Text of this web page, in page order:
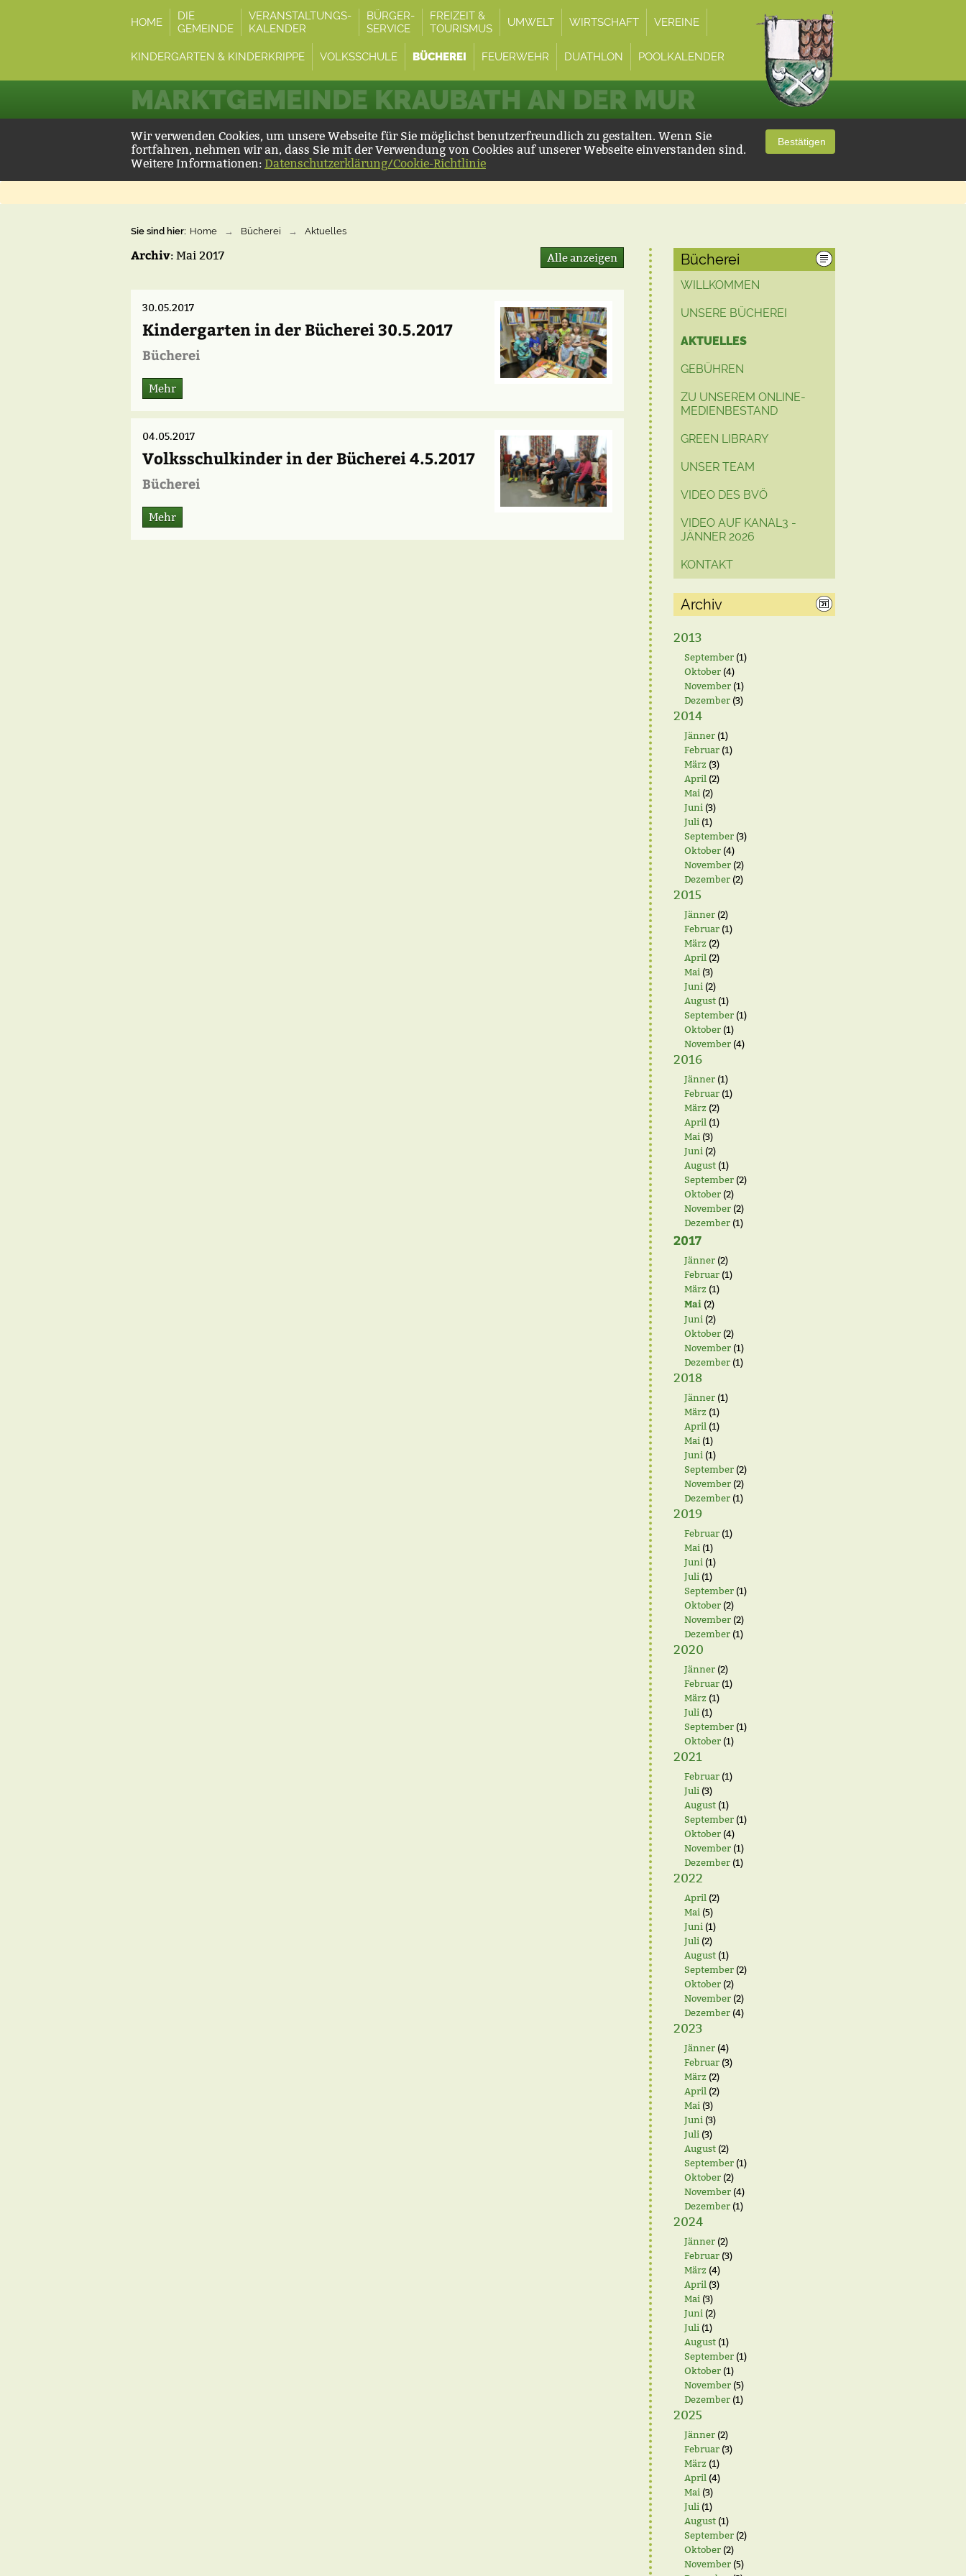
HOME
DIE
GEMEINDE
VERANSTALTUNGS-
KALENDER
BÜRGER-
SERVICE
FREIZEIT &
TOURISMUS
UMWELT WIRTSCHAFT VEREINE
KINDERGARTEN & KINDERKRIPPE VOLKSSCHULE BÜCHEREI FEUERWEHR DUATHLON POOLKALENDER
MARKTGEMEINDE KRAUBATH AN DER MUR
Wir verwenden Cookies, um unsere Webseite für Sie möglichst benutzerfreundlich zu gestalten. Wenn Sie
fortfahren, nehmen wir an, dass Sie mit der Verwendung von Cookies auf unserer Webseite einverstanden sind.
Weitere Informationen: Datenschutzerklärung/Cookie-Richtlinie
Bestätigen
Sie sind hier: Home → Bücherei → Aktuelles
Archiv: Mai 2017 Alle anzeigen
30.05.2017
Kindergarten in der Bücherei 30.5.2017
Bücherei
Mehr
04.05.2017
Volksschulkinder in der Bücherei 4.5.2017
Bücherei
Mehr
Bücherei
WILLKOMMEN
UNSERE BÜCHEREI
AKTUELLES
GEBÜHREN
ZU UNSEREM ONLINE-
MEDIENBESTAND
GREEN LIBRARY
UNSER TEAM
VIDEO DES BVÖ
VIDEO AUF KANAL3 -
JÄNNER 2026
KONTAKT
Archiv
2013
September(1)
Oktober(4)
November(1)
Dezember(3)
2014
Jänner(1)
Februar(1)
März (3)
April (2)
Mai (2)
Juni (3)
Juli (1)
September(3)
Oktober(4)
November(2)
Dezember(2)
2015
Jänner(2)
Februar(1)
März (2)
April (2)
Mai (3)
Juni (2)
August(1)
September(1)
Oktober(1)
November(4)
2016
Jänner(1)
Februar(1)
März (2)
April (1)
Mai (3)
Juni (2)
August(1)
September(2)
Oktober(2)
November(2)
Dezember(1)
2017
Jänner(2)
Februar(1)
März (1)
Mai (2)
Juni (2)
Oktober(2)
November(1)
Dezember(1)
2018
Jänner(1)
März (1)
April (1)
Mai (1)
Juni (1)
September(2)
November(2)
Dezember(1)
2019
Februar(1)
Mai (1)
Juni (1)
Juli (1)
September(1)
Oktober(2)
November(2)
Dezember(1)
2020
Jänner(2)
Februar(1)
März (1)
Juli (1)
September(1)
Oktober(1)
2021
Februar(1)
Juli (3)
August(1)
September(1)
Oktober(4)
November(1)
Dezember(1)
2022
April (2)
Mai (5)
Juni (1)
Juli (2)
August(1)
September(2)
Oktober(2)
November(2)
Dezember(4)
2023
Jänner(4)
Februar(3)
März (2)
April (2)
Mai (3)
Juni (3)
Juli (3)
August(2)
September(1)
Oktober(2)
November(4)
Dezember(1)
2024
Jänner(2)
Februar(3)
März (4)
April (3)
Mai (3)
Juni (2)
Juli (1)
August(1)
September(1)
Oktober(1)
November(5)
Dezember(1)
2025
Jänner(2)
Februar(3)
März (1)
April (4)
Mai (3)
Juli (1)
August(1)
September(2)
Oktober(2)
November(5)